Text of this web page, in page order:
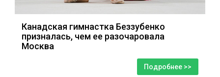
Канадская гимнастка Беззубенко
призналась, чем ее разочаровала
Москва
Подробнее >>